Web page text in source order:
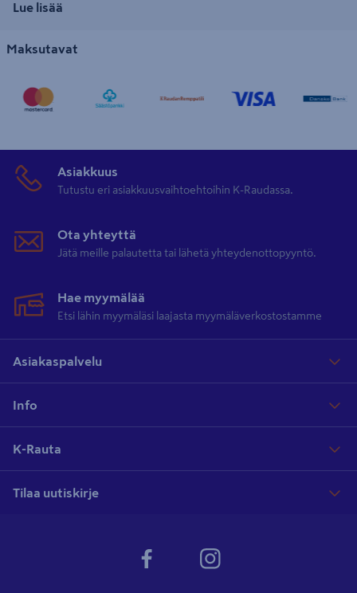
Lue lisää
Maksutavat
Asiakkuus
Tutustu eri asiakkuusvaihtoehtoihin K-Raudassa.
Ota yhteyttä
Jätä meille palautetta tai lähetä yhteydenottopyyntö.
Hae myymälää
Etsi lähin myymäläsi laajasta myymäläverkostostamme
Asiakaspalvelu
Info
K-Rauta
Tilaa uutiskirje